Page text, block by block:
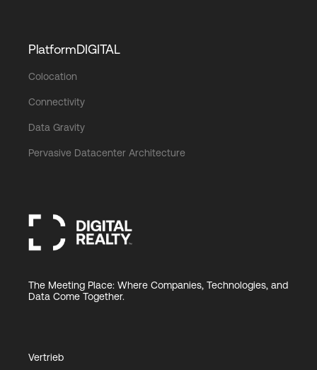
PlatformDIGITAL
Colocation
Connectivity
Data Gravity
Pervasive Datacenter Architecture
The Meeting Place: Where Companies, Technologies, and
Data Come Together.
Vertrieb